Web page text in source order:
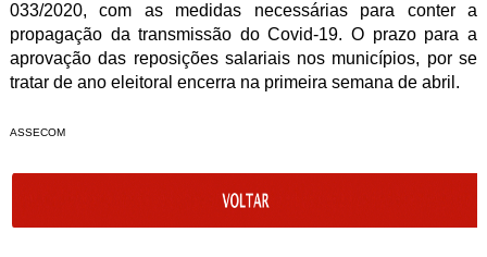
033/2020, com as medidas necessárias para conter a
propagação da transmissão do Covid-19. O prazo para a
aprovação das reposições salariais nos municípios, por se
tratar de ano eleitoral encerra na primeira semana de abril.
ASSECOM